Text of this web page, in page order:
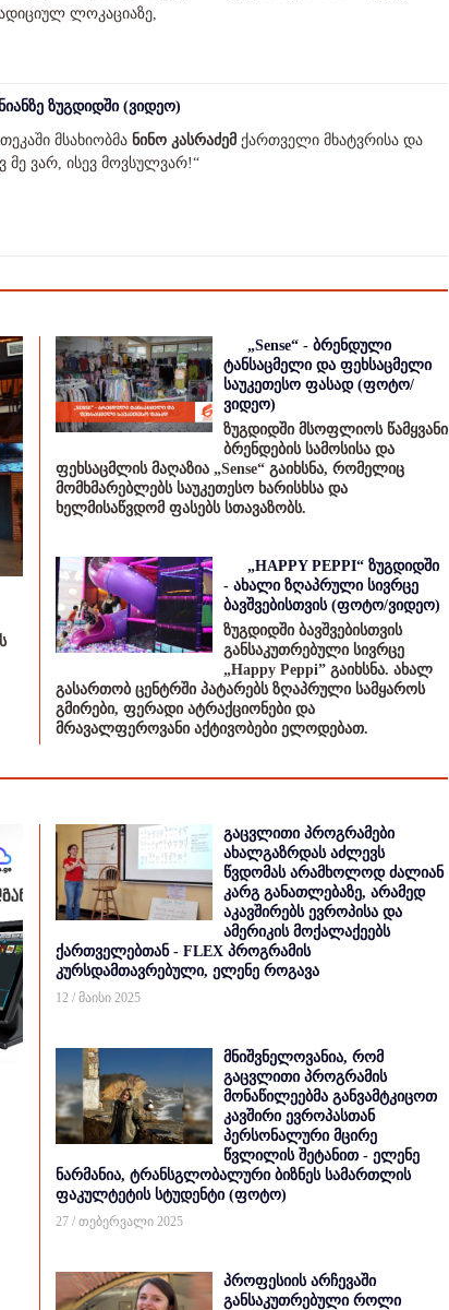
ლოკაციაზე,
ზუგდიდში (ვიდეო)
მსახიობმა ნინო კასრაძემ ქართველი მხატვრისა და
მე ვარ, ისევ მოვსულვარ!“
„Sense“ - ბრენდული
ტანსაცმელი და ფეხსაცმელი
საუკეთესო ფასად (ფოტო/
ვიდეო)
ზუგდიდში მსოფლიოს წამყვანი
ბრენდების სამოსისა და
ფეხსაცმლის მაღაზია „Sense“ გაიხსნა, რომელიც
მომხმარებლებს საუკეთესო ხარისხსა და
ხელმისაწვდომ ფასებს სთავაზობს.
„HAPPY PEPPI“ ზუგდიდში
- ახალი ზღაპრული სივრცე
ბავშვებისთვის (ფოტო/ვიდეო)
ზუგდიდში ბავშვებისთვის
განსაკუთრებული სივრცე
„Happy Peppi” გაიხსნა. ახალ
გასართობ ცენტრში პატარებს ზღაპრული სამყაროს
გმირები, ფერადი ატრაქციონები და
მრავალფეროვანი აქტივობები ელოდებათ.
გაცვლითი პროგრამები
ახალგაზრდას აძლევს
წვდომას არამხოლოდ ძალიან
კარგ განათლებაზე, არამედ
აკავშირებს ევროპისა და
ამერიკის მოქალაქეებს
ქართველებთან - FLEX პროგრამის
კურსდამთავრებული, ელენე როგავა
12 / მაისი 2025
მნიშვნელოვანია, რომ
გაცვლითი პროგრამის
მონაწილეებმა განვამტკიცოთ
კავშირი ევროპასთან
პერსონალური მცირე
წვლილის შეტანით - ელენე
ნარმანია, ტრანსგლობალური ბიზნეს სამართლის
ფაკულტეტის სტუდენტი (ფოტო)
27 / თებერვალი 2025
პროფესიის არჩევაში
განსაკუთრებული როლი